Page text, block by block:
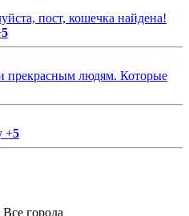
пост, кошечка найдена!
5
прекрасным людям. Которые
+5
Все города